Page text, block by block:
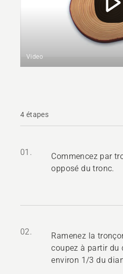
Video
4 étapes
01.
Commencez par
opposé du tronc.
02.
Ramenez la
coupez à partir du
environ 1/3 du